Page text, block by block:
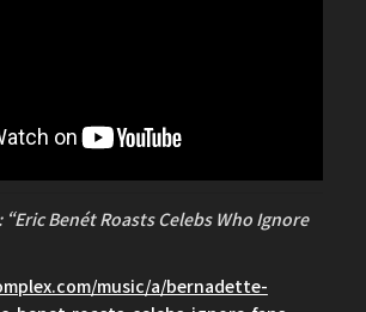
“Eric Benét Roasts Celebs Who Ignore
music/a/bernadette-